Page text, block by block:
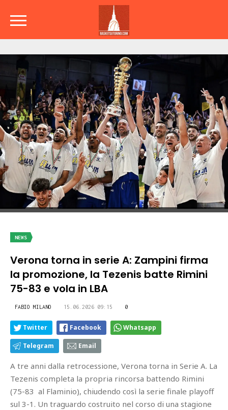
NEWS
Verona torna in serie A: Zampini firma
la promozione, la Tezenis batte Rimini
75-83 e vola in LBA
FABIO MILANO 15.06.2026 09:15 0
Twitter Facebook Whatsapp
Telegram Email
A tre anni dalla retrocessione, Verona torna in Serie A. La
Tezenis completa la propria rincorsa battendo Rimini
(75-83 al Flaminio), chiudendo così la serie finale playoff
sul 3-1. Un traguardo costruito nel corso di una stagione